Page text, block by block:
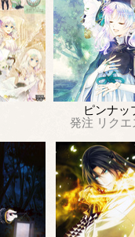
ピンナッ
発注 リク